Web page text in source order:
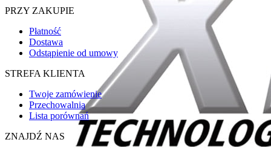
PRZY ZAKUPIE
Płatność
Dostawa
Odstąpienie od umowy
STREFA KLIENTA
Twoje zamówienie
Przechowalnia
Lista porównań
ZNAJDŹ NAS